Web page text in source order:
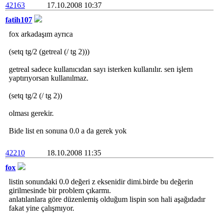
42163
17.10.2008 10:37
fatih107
fox arkadaşım ayrıca
(setq tg/2 (getreal (/ tg 2)))
getreal sadece kullanıcıdan sayı isterken kullanılır. sen işlem
yaptırıyorsan kullanılmaz.
(setq tg/2 (/ tg 2))
olması gerekir.
Bide list en sonuna 0.0 a da gerek yok
42210
18.10.2008 11:35
fox
listin sonundaki 0.0 değeri z eksenidir dimi.birde bu değerin
girilmesinde bir problem çıkarmı.
anlatılanlara göre düzenlemiş olduğum lispin son hali aşağıdadır
fakat yine çalışmıyor.